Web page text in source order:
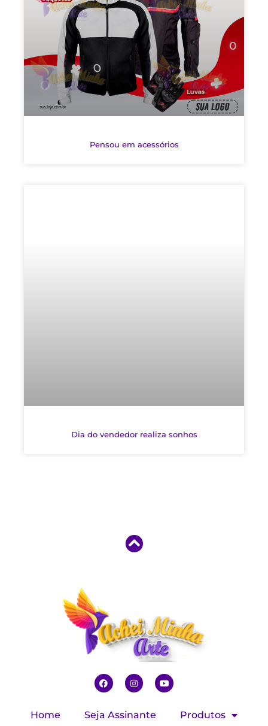
Pensou em acessórios
Dia do vendedor realiza sonhos
Home Seja Assinante Produtos